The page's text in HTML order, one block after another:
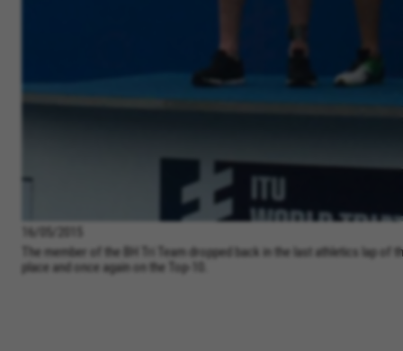
16/05/2015
The member of the BH Tri Team dropped back in the last athletics lap
place and once again on the Top-10.